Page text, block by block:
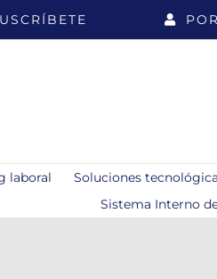
laboral Soluciones
Sistema Interno